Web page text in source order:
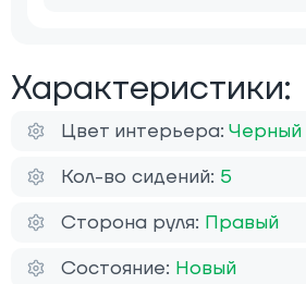
Характеристики:
Цвет интерьера: Черный
Кол-во сидений: 5
Сторона руля: Правый
Состояние: Новый